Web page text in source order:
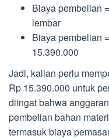
Biaya pembelian
lembar
Biaya pembelian
15.390.000
Jadi, kalian perlu
Rp 15.390.000 untuk
diingat bahwa
pembelian bahan
termasuk biaya